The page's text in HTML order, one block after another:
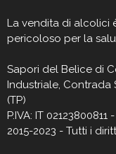
La vendita di alcolici
pericoloso per la
Sapori del Belìce di
Industriale, Contrada
(TP)
P.IVA: IT
2015-2023 - Tutti i